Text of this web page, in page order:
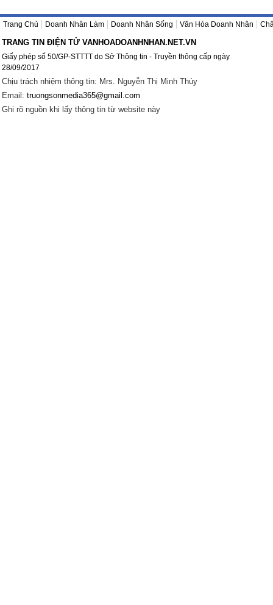
Trang Chủ Doanh Nhân Làm Doanh Nhân Sống Văn Hóa Doanh Nhân
TRANG TIN ĐIỆN TỬ VANHOADOANHNHAN.NET.VN
Giấy phép số 50/GP-STTTT do Sở Thông tin - Truyền thông cấp ngày
28/09/2017
Chịu trách nhiệm thông tin: Mrs. Nguyễn Thị Minh Thúy
Email: truongsonmedia365@gmail.com
Ghi rõ nguồn khi lấy thông tin từ website này